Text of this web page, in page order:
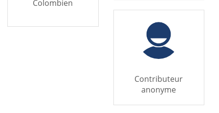
Colombien
Contributeur
anonyme